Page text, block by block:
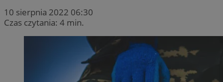
10 sierpnia 2022 06:30
Czas czytania: 4 min.